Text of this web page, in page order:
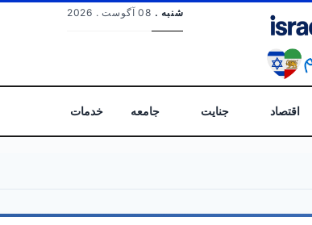
شنبه . 08 آگوست . 2026
اقتصاد جنایت جامعه خدمات